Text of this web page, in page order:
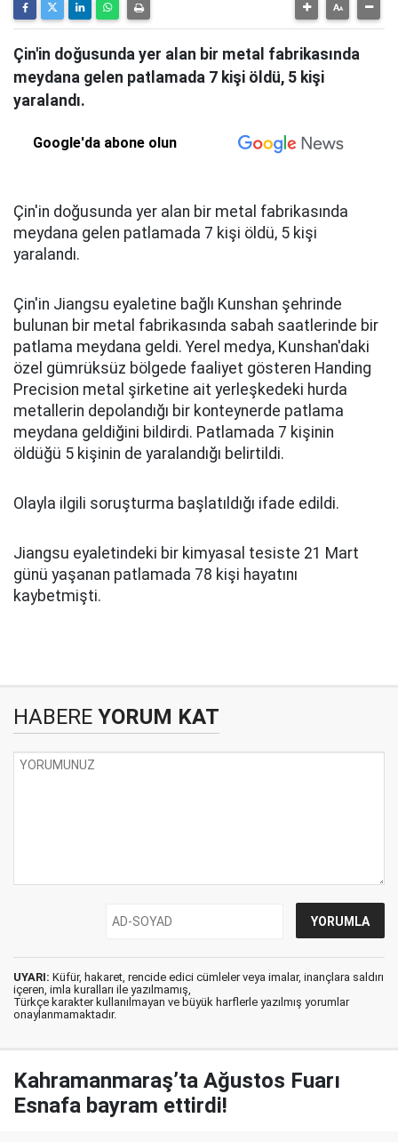
Çin'in doğusunda yer alan bir metal fabrikasında
meydana gelen patlamada 7 kişi öldü, 5 kişi
yaralandı.
Google'da abone olun
Çin'in doğusunda yer alan bir metal fabrikasında
meydana gelen patlamada 7 kişi öldü, 5 kişi
yaralandı.
Çin'in Jiangsu eyaletine bağlı Kunshan şehrinde
bulunan bir metal fabrikasında sabah saatlerinde bir
patlama meydana geldi. Yerel medya, Kunshan'daki
özel gümrüksüz bölgede faaliyet gösteren Handing
Precision metal şirketine ait yerleşkedeki hurda
metallerin depolandığı bir konteynerde patlama
meydana geldiğini bildirdi. Patlamada 7 kişinin
öldüğü 5 kişinin de yaralandığı belirtildi.
Olayla ilgili soruşturma başlatıldığı ifade edildi.
Jiangsu eyaletindeki bir kimyasal tesiste 21 Mart
günü yaşanan patlamada 78 kişi hayatını
kaybetmişti.
HABERE YORUM KAT
UYARI: Küfür, hakaret, rencide edici cümleler veya imalar, inançlara saldırı
içeren, imla kuralları ile yazılmamış,
Türkçe karakter kullanılmayan ve büyük harflerle yazılmış yorumlar
onaylanmamaktadır.
Kahramanmaraş’ta Ağustos Fuarı
Esnafa bayram ettirdi!